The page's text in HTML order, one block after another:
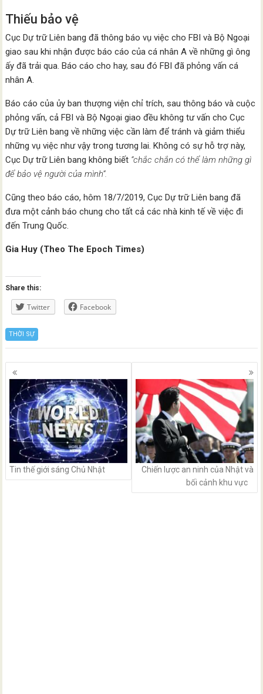
Thiếu bảo vệ
Cục Dự trữ Liên bang đã thông báo vụ việc cho FBI và Bộ Ngoại
giao sau khi nhận được báo cáo của cá nhân A về những gì ông
ấy đã trải qua. Báo cáo cho hay, sau đó FBI đã phỏng vấn cá
nhân A.
Báo cáo của ủy ban thượng viện chỉ trích, sau thông báo và cuộc
phỏng vấn, cả FBI và Bộ Ngoại giao đều không tư vấn cho Cục
Dự trữ Liên bang về những việc cần làm để tránh và giảm thiểu
những vụ việc như vậy trong tương lai. Không có sự hỗ trợ này,
Cục Dự trữ Liên bang không biết “chắc chắn có thể làm những gì
để bảo vệ người của mình”.
Cũng theo báo cáo, hôm 18/7/2019, Cục Dự trữ Liên bang đã
đưa một cảnh báo chung cho tất cả các nhà kinh tế về việc đi
đến Trung Quốc.
Gia Huy (Theo The Epoch Times)
Share this:
Twitter Facebook
THỜI SỰ
Posts
navigation
Tin thế giới sáng Chủ Nhật
Chiến lược an ninh của Nhật và
bối cảnh khu vực